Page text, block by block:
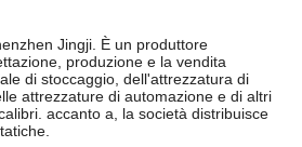
Jingji. È un produttore
produzione e la vendita
di stoccaggio, dell'attrezzatura di
attrezzature di automazione e di altri
accanto a, la società distribuisce